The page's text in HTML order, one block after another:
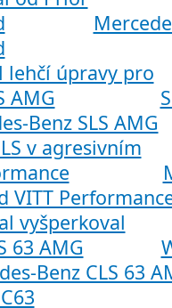
Benz SLS AMG
VITT
Benz CLS 63